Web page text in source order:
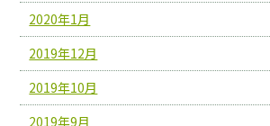
2020年1月
2019年12月
2019年10月
2019年9月